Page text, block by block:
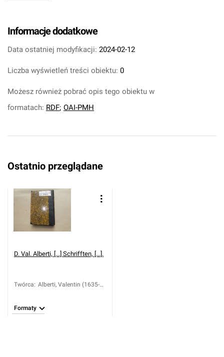
Informacje dodatkowe
Data ostatniej modyfikacji: 2024-02-12
Liczba wyświetleń treści obiektu: 0
Możesz również pobrać opis tego obiektu w
formatach: RDF; OAI-PMH
Ostatnio przeglądane
D. Val. Alberti, [...] Schrifften, [...].
Twórca: Alberti, Valentin (1635-
Formaty